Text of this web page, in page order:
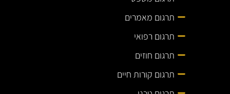
תרגום מאמרים
תרגום רפואי
תרגום חוזים
תרגום קורות חיים